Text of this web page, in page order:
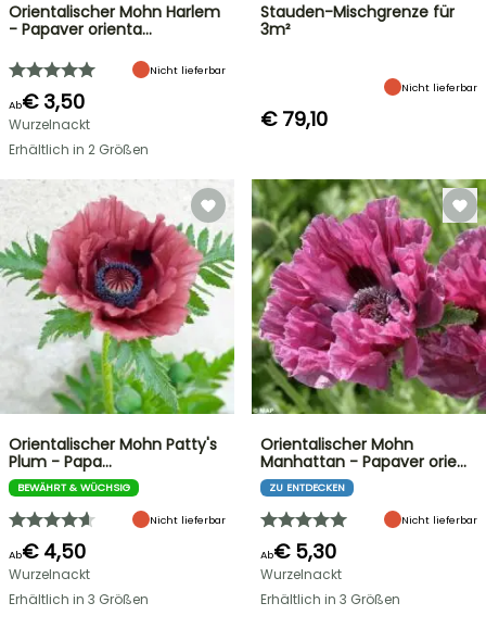
Orientalischer Mohn Harlem
- Papaver orienta…
Nicht lieferbar
Ab€ 3,50
Wurzelnackt
Erhältlich in 2 Größen
Stauden-Mischgrenze für
3m²
Nicht lieferbar
€ 79,10
Orientalischer Mohn Patty's
Plum - Papa…
BEWÄHRT & WÜCHSIG
Nicht lieferbar
Ab€ 4,50
Wurzelnackt
Erhältlich in 3 Größen
Orientalischer Mohn
Manhattan - Papaver orie…
ZU ENTDECKEN
Nicht lieferbar
Ab€ 5,30
Wurzelnackt
Erhältlich in 3 Größen